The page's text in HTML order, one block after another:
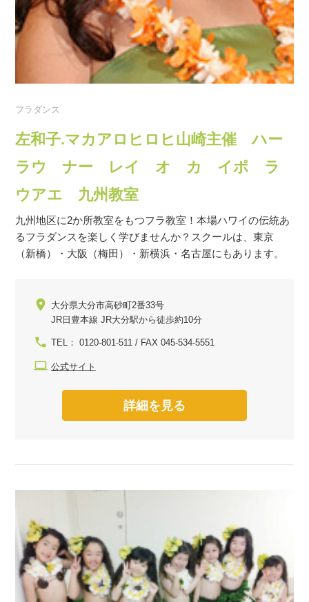
フラダンス
左和子.マカアロヒロヒ山崎主催 ハー
ラウ ナー レイ オ カ イポ ラ
ウアエ 九州教室
九州地区に2か所教室をもつフラ教室！本場ハワイの伝統あ
るフラダンスを楽しく学びませんか？スクールは、東京
（新橋）・大阪（梅田）・新横浜・名古屋にもあります。
大分県大分市高砂町2番33号
JR日豊本線 JR大分駅から徒歩約10分
TEL： 0120-801-511 / FAX 045-534-5551
公式サイト
詳細を見る